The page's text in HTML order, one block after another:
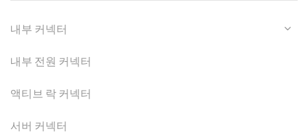
내부 커넥터
내부 전원 커넥터
액티브 락 커넥터
서버 커넥터